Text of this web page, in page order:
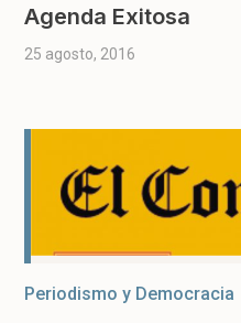
Agenda Exitosa
25 agosto, 2016
Periodismo y Democracia